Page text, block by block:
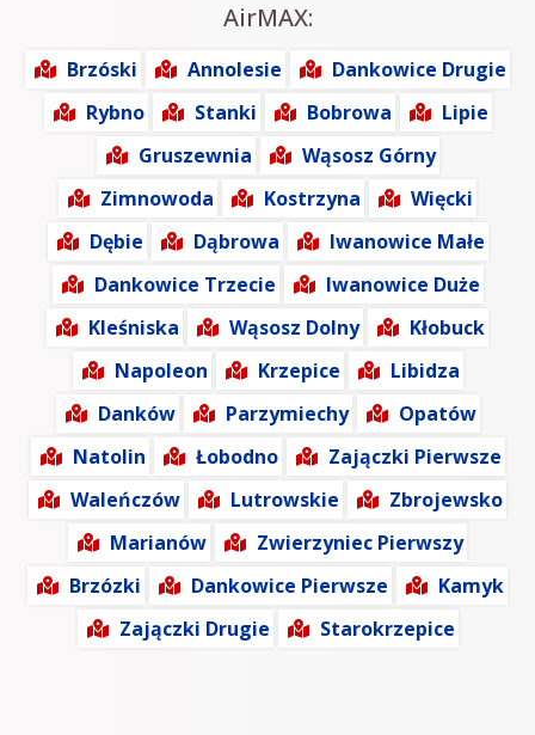
AirMAX:
Brzóski Annolesie
Dankowice Drugie
Rybno
Stanki Bobrowa
Lipie
Gruszewnia
Wąsosz Górny
Zimnowoda
Kostrzyna
Więcki
Dębie
Dąbrowa
Iwanowice Małe
Dankowice Trzecie
Iwanowice Duże
Kleśniska
Wąsosz Dolny
Kłobuck
Napoleon
Krzepice
Libidza
Danków
Parzymiechy
Opatów
Natolin
Łobodno
Zajączki Pierwsze
Waleńczów
Lutrowskie
Zbrojewsko
Marianów
Zwierzyniec Pierwszy
Brzózki
Dankowice Pierwsze
Kamyk
Zajączki Drugie
Starokrzepice